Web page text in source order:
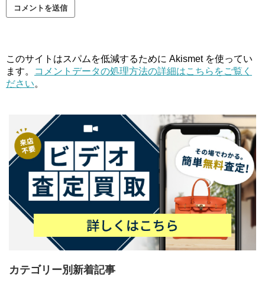
このサイトはスパムを低減するために Akismet を使ってい
ます。
コメントデータの処理方法の詳細はこちらをご覧く
ださい。
カテゴリー別新着記事